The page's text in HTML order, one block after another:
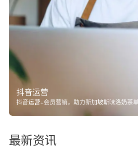
抖音运营
抖音运营+会员营销，助力新加坡斯味洛奶茶
最新资讯